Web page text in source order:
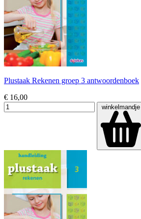
Plustaak Rekenen groep 3 antwoordenboek
€ 16,00
winkelmandje